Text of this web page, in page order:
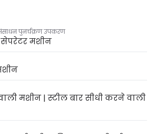
पुनर्चक्रण उपकरण
सेपरेटर मशीन
मशीन | स्टील बार सीधी करने वाली